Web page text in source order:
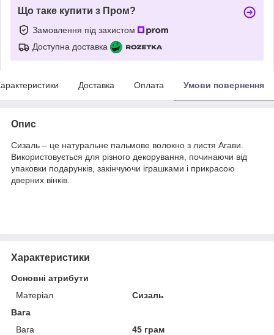
Що таке купити з Пром?
Замовлення під захистом
Доступна доставка
Доставка Оплата Умови повернення
Опис
Сизаль – це натуральне пальмове волокно з листя Агави.
Використовується для різного декорування, починаючи від
упаковки подарунків, закінчуючи іграшками і прикрасою
дверних вінків.
Характеристики
Основні атрибути
Матеріал
Сизаль
Вага
Вага
45 грам